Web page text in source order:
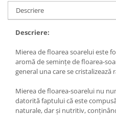
Descriere
Descriere:
Mierea de floarea soarelui este
aromă de semințe de floarea-
general una care se cristalizează
Mierea de floarea-soarelui nu
datorită faptului că este
naturale, dar și nutritiv,